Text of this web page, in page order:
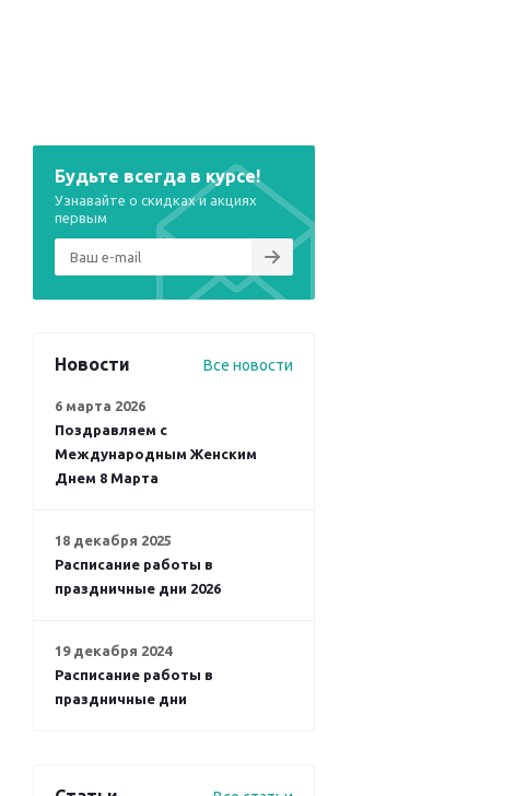
Будьте всегда в курсе!
Узнавайте о скидках и акциях
Новости
6 марта 2026
Поздравляем с